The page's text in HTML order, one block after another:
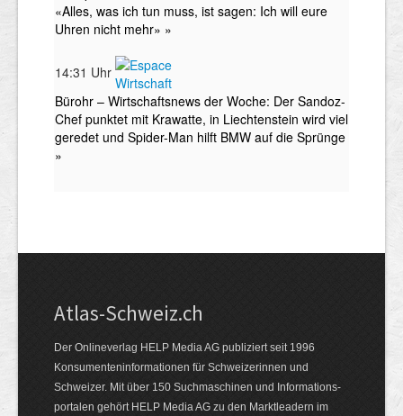
Atlas-Schweiz.ch
Der Onlineverlag HELP Media AG publiziert seit 1996
Konsumenten­infor­mationen für Schwei­zerinnen und
Schweizer. Mit über 150 Such­ma­schinen und Infor­mations­
portalen gehört HELP Media AG zu den Markt­leadern im